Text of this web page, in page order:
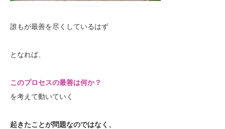
誰もが最善を尽くしているはず
となれば、
このプロセスの最善は何か？
を考えて動いていく
起きたことが問題なのではなく、